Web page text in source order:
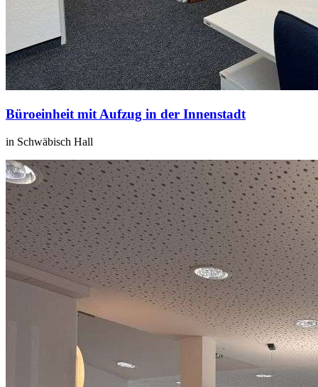
Büroeinheit mit Aufzug in der Innenstadt
in Schwäbisch Hall